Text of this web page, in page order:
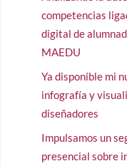
competencias
digital de
MAEDU
Ya disponible mi
infografía y
diseñadores
Impulsamos un
presencial sobre